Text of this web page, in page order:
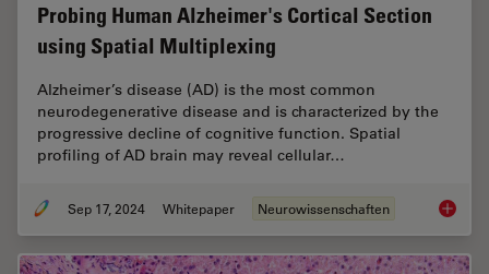
Probing Human Alzheimer's Cortical Section
using Spatial Multiplexing
Alzheimer’s disease (AD) is the most common
neurodegenerative disease and is characterized by the
progressive decline of cognitive function. Spatial
profiling of AD brain may reveal cellular…
Sep 17, 2024 Whitepaper Neurowissenschaften